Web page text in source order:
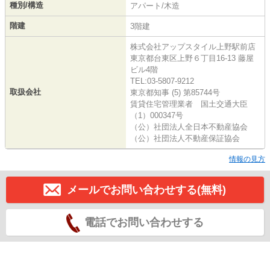
種別/構造 アパート/木造
階建 3階建
取扱会社
株式会社アップスタイル上野駅前店
東京都台東区上野６丁目16-13 藤屋
ビル4階
TEL:03-5807-9212
東京都知事 (5) 第85744号
賃貸住宅管理業者 国土交通大臣
（1）000347号
（公）社団法人全日本不動産協会
（公）社団法人不動産保証協会
情報の見方
メールでお問い合わせする(無料)
電話でお問い合わせする